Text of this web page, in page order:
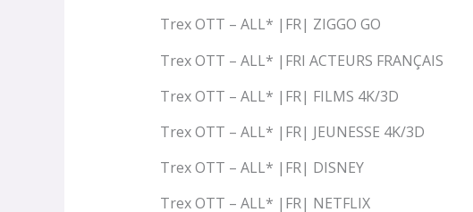
Trex OTT – ALL* |FR| ZIGGO GO
Trex OTT – ALL* |FRI ACTEURS FRANÇAIS
Trex OTT – ALL* |FR| FILMS 4K/3D
Trex OTT – ALL* |FR| JEUNESSE 4K/3D
Trex OTT – ALL* |FR| DISNEY
Trex OTT – ALL* |FR| NETFLIX